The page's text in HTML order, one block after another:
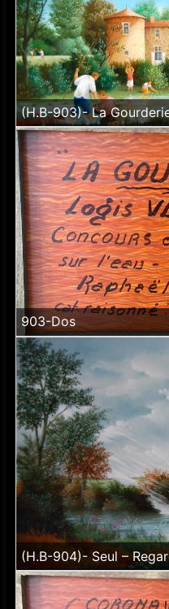
(H.B-903)- La
903-Dos
(H.B-904)- Seul –